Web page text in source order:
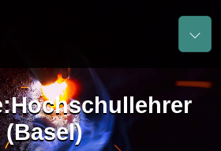
:Hochschullehrer
(Basel)